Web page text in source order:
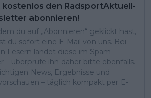
den RadsportAktuell-
abonnieren!
du auf „Abonnieren“ geklickt hast,
du sofort eine E-Mail von uns. Bei
Lesern landet diese im Spam-
– überprüfe ihn daher bitte ebenfalls.
News, Ergebnisse und
– täglich kompakt per E-